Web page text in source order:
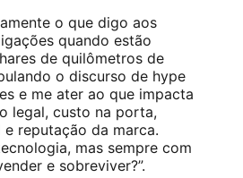
o que digo aos
quando estão
de quilômetros de
o discurso de hype
e me ater ao que impacta
legal, custo na porta,
e reputação da marca.
mas sempre com
e sobreviver?”.